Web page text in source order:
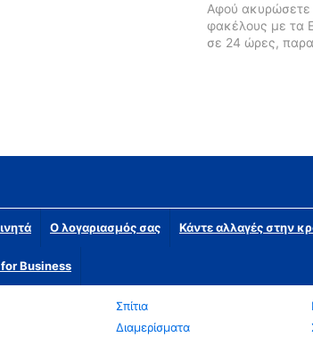
Αφού ακυρώσετε
φακέλους με τα
σε 24 ώρες,
Ο λογαριασμός σας Κάντε αλλαγές στην
Business
Σπίτια
Διαμερίσματα